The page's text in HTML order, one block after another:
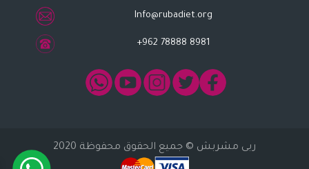
Info@rubadiet.org
+962 78888 8981
ربى مشربش © جميع الحقوق محفوظة 2020